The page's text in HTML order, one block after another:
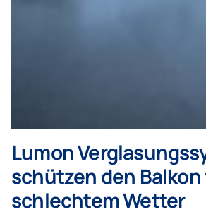
Lumon
schützen den Balkon
schlechtem Wetter